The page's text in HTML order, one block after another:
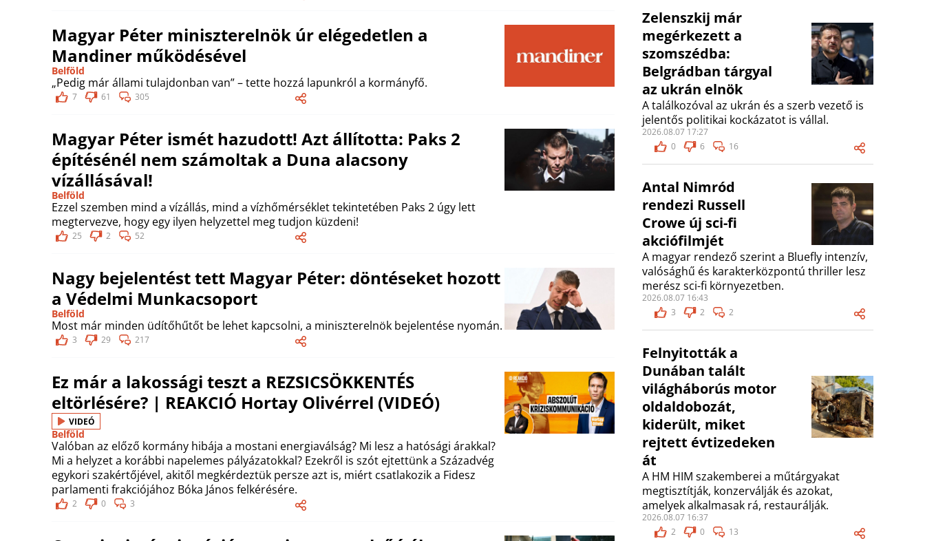
Magyar Péter miniszterelnök úr elégedetlen a
Mandiner működésével
Belföld
„Pedig már állami tulajdonban van” – tette hozzá lapunkról a kormányfő.
7 61 305
Magyar Péter ismét hazudott! Azt állította: Paks 2
építésénél nem számoltak a Duna alacsony
vízállásával!
Belföld
Ezzel szemben mind a vízállás, mind a vízhőmérséklet tekintetében Paks 2 úgy lett
megtervezve, hogy egy ilyen helyzettel meg tudjon küzdeni!
25 2 52
Nagy bejelentést tett Magyar Péter: döntéseket hozott
a Védelmi Munkacsoport
Belföld
Most már minden üdítőhűtőt be lehet kapcsolni, a miniszterelnök bejelentése nyomán.
3 29 217
Ez már a lakossági teszt a REZSICSÖKKENTÉS
eltörlésére? | REAKCIÓ Hortay Olivérrel (VIDEÓ)
VIDEÓ
Belföld
Valóban az előző kormány hibája a mostani energiaválság? Mi lesz a hatósági árakkal?
Mi a helyzet a korábbi napelemes pályázatokkal? Ezekről is szót ejtettünk a Századvég
egykori szakértőjével, akitől megkérdeztük persze azt is, miért csatlakozik a Fidesz
parlamenti frakciójához Bóka János felkérésére.
2 0 3
Zelenszkij már
megérkezett a
szomszédba:
Belgrádban tárgyal
az ukrán elnök
A találkozóval az ukrán és a szerb vezető is
jelentős politikai kockázatot is vállal.
2026.08.07 17:27
0
6 16
Antal Nimród
rendezi Russell
Crowe új sci-fi
akciófilmjét
A magyar rendező szerint a Bluefly intenzív,
valósághű és karakterközpontú thriller lesz
merész sci-fi környezetben.
2026.08.07 16:43
3
2 2
Felnyitották a
Dunában talált
világháborús motor
oldaldobozát,
kiderült, miket
rejtett évtizedeken
át
A HM HIM szakemberei a műtárgyakat
megtisztítják, konzerválják és azokat,
amelyek alkalmasak rá, restaurálják.
2026.08.07 16:37
2
0 13